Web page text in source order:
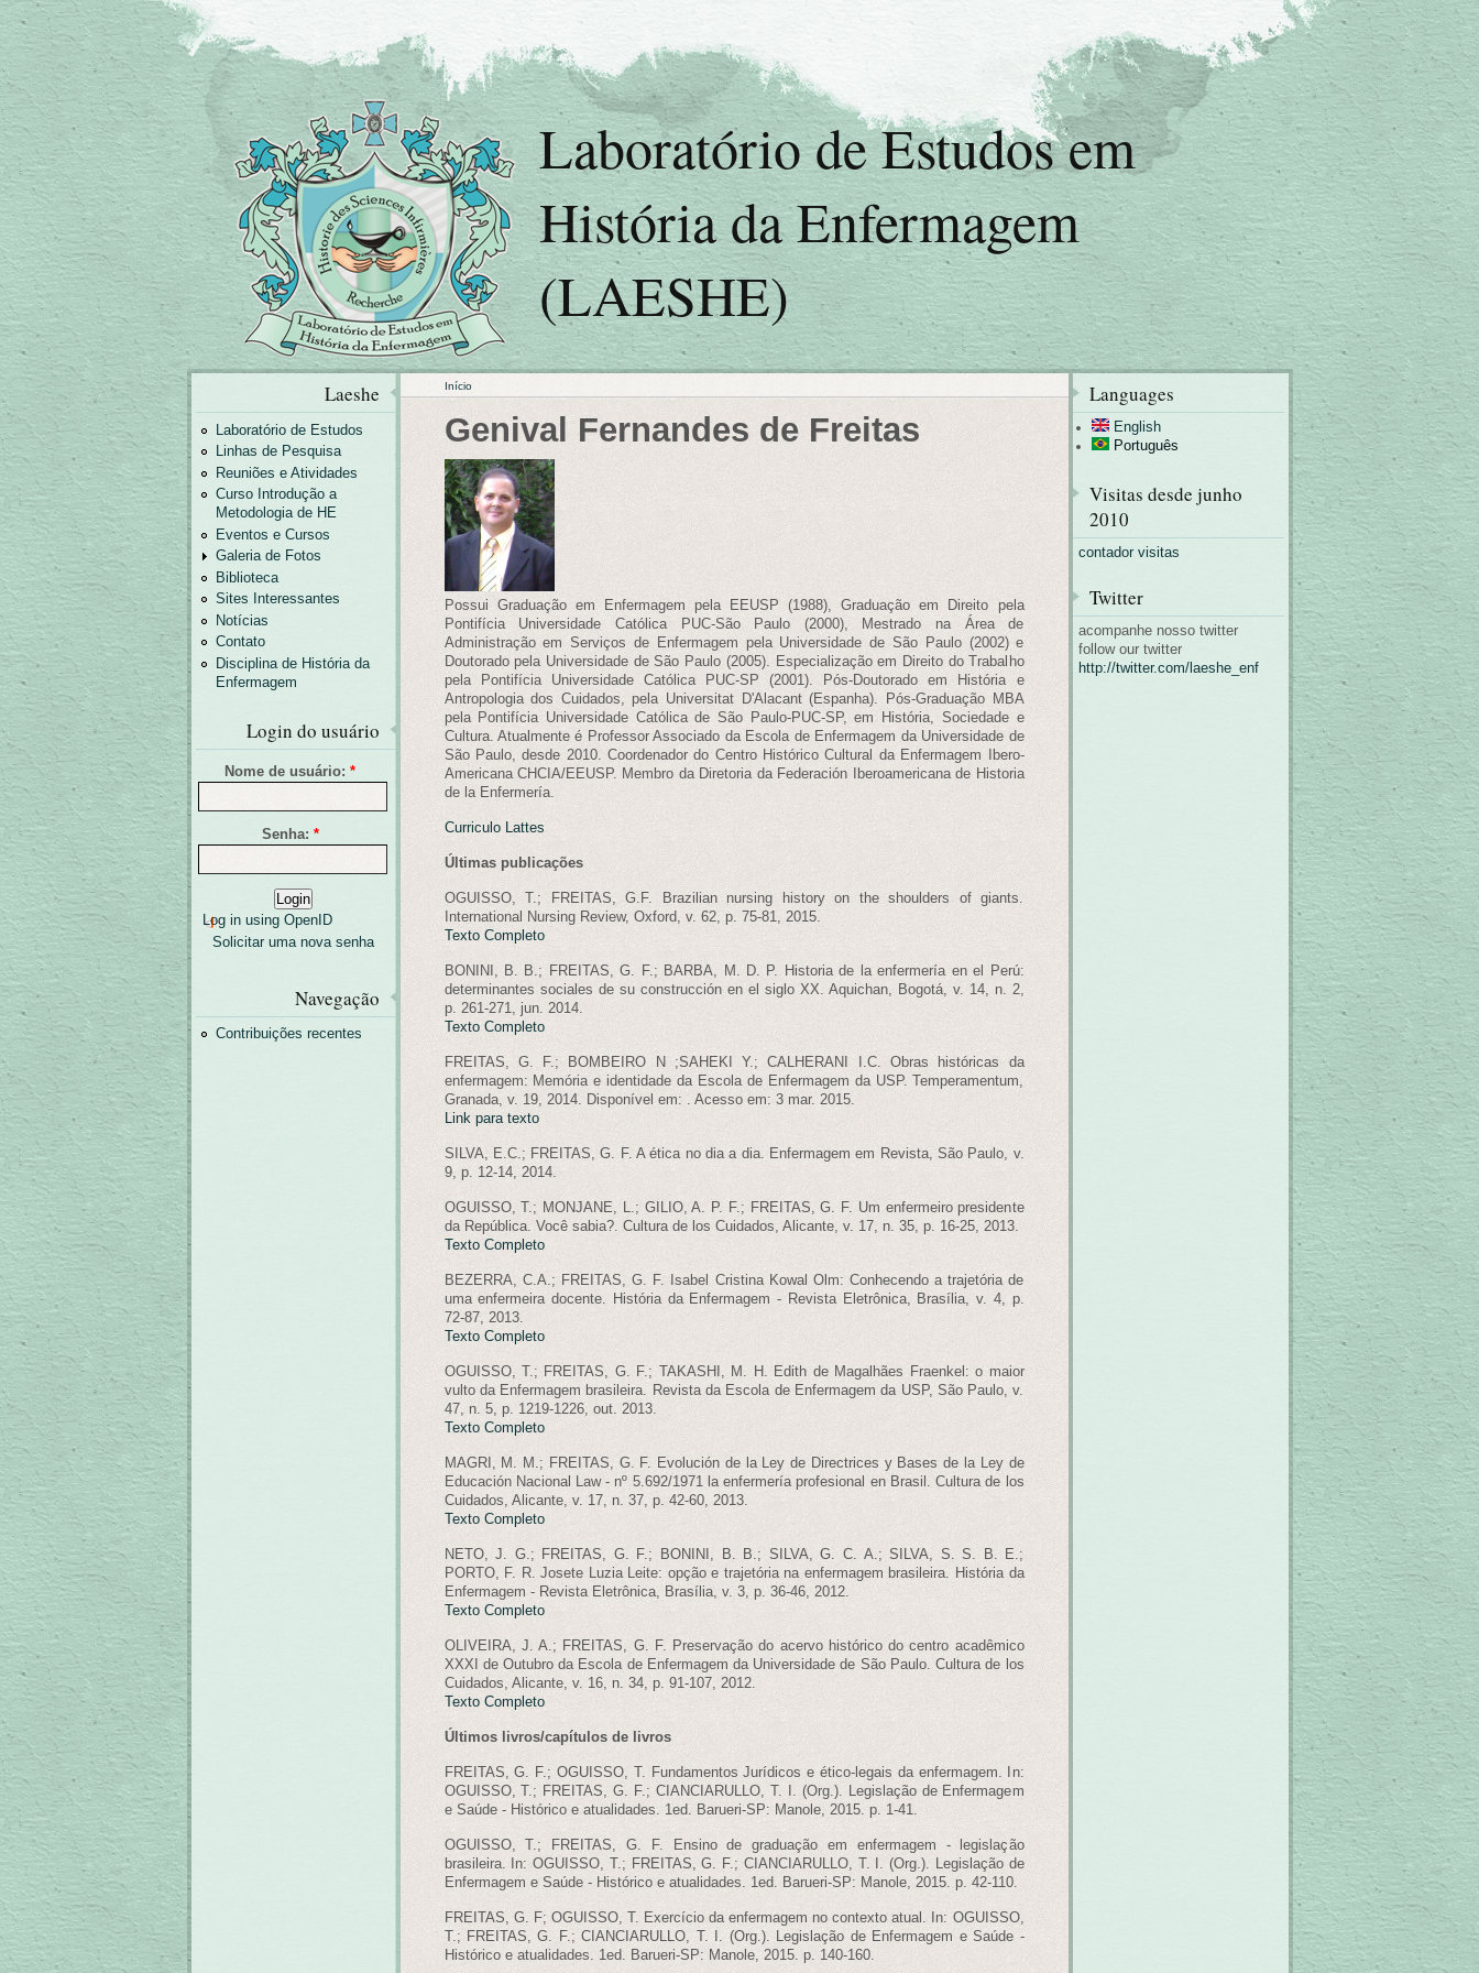
Laboratório de Estudos em
História da Enfermagem
(LAESHE)
Início
Genival Fernandes de Freitas
Possui Graduação em Enfermagem pela EEUSP (1988), Graduação em Direito pela
Pontifícia Universidade Católica PUC-São Paulo (2000), Mestrado na Área de
Administração em Serviços de Enfermagem pela Universidade de São Paulo (2002) e
Doutorado pela Universidade de São Paulo (2005). Especialização em Direito do Trabalho
pela Pontifícia Universidade Católica PUC-SP (2001). Pós-Doutorado em História e
Antropologia dos Cuidados, pela Universitat D'Alacant (Espanha). Pós-Graduação MBA
pela Pontifícia Universidade Católica de São Paulo-PUC-SP, em História, Sociedade e
Cultura. Atualmente é Professor Associado da Escola de Enfermagem da Universidade de
São Paulo, desde 2010. Coordenador do Centro Histórico Cultural da Enfermagem Ibero-
Americana CHCIA/EEUSP. Membro da Diretoria da Federación Iberoamericana de Historia
de la Enfermería.
Curriculo Lattes
Últimas publicações
OGUISSO, T.; FREITAS, G.F. Brazilian nursing history on the shoulders of giants.
International Nursing Review, Oxford, v. 62, p. 75-81, 2015.
Texto Completo
BONINI, B. B.; FREITAS, G. F.; BARBA, M. D. P. Historia de la enfermería en el Perú:
determinantes sociales de su construcción en el siglo XX. Aquichan, Bogotá, v. 14, n. 2,
p. 261-271, jun. 2014.
Texto Completo
FREITAS, G. F.; BOMBEIRO N ;SAHEKI Y.; CALHERANI I.C. Obras históricas da
enfermagem: Memória e identidade da Escola de Enfermagem da USP. Temperamentum,
Granada, v. 19, 2014. Disponível em: . Acesso em: 3 mar. 2015.
Link para texto
SILVA, E.C.; FREITAS, G. F. A ética no dia a dia. Enfermagem em Revista, São Paulo, v.
9, p. 12-14, 2014.
OGUISSO, T.; MONJANE, L.; GILIO, A. P. F.; FREITAS, G. F. Um enfermeiro presidente
da República. Você sabia?. Cultura de los Cuidados, Alicante, v. 17, n. 35, p. 16-25, 2013.
Texto Completo
BEZERRA, C.A.; FREITAS, G. F. Isabel Cristina Kowal Olm: Conhecendo a trajetória de
uma enfermeira docente. História da Enfermagem - Revista Eletrônica, Brasília, v. 4, p.
72-87, 2013.
Texto Completo
OGUISSO, T.; FREITAS, G. F.; TAKASHI, M. H. Edith de Magalhães Fraenkel: o maior
vulto da Enfermagem brasileira. Revista da Escola de Enfermagem da USP, São Paulo, v.
47, n. 5, p. 1219-1226, out. 2013.
Texto Completo
MAGRI, M. M.; FREITAS, G. F. Evolución de la Ley de Directrices y Bases de la Ley de
Educación Nacional Law - nº 5.692/1971 la enfermería profesional en Brasil. Cultura de los
Cuidados, Alicante, v. 17, n. 37, p. 42-60, 2013.
Texto Completo
NETO, J. G.; FREITAS, G. F.; BONINI, B. B.; SILVA, G. C. A.; SILVA, S. S. B. E.;
PORTO, F. R. Josete Luzia Leite: opção e trajetória na enfermagem brasileira. História da
Enfermagem - Revista Eletrônica, Brasília, v. 3, p. 36-46, 2012.
Texto Completo
OLIVEIRA, J. A.; FREITAS, G. F. Preservação do acervo histórico do centro acadêmico
XXXI de Outubro da Escola de Enfermagem da Universidade de São Paulo. Cultura de los
Cuidados, Alicante, v. 16, n. 34, p. 91-107, 2012.
Texto Completo
Últimos livros/capítulos de livros
FREITAS, G. F.; OGUISSO, T. Fundamentos Jurídicos e ético-legais da enfermagem. In:
OGUISSO, T.; FREITAS, G. F.; CIANCIARULLO, T. I. (Org.). Legislação de Enfermagem
e Saúde - Histórico e atualidades. 1ed. Barueri-SP: Manole, 2015. p. 1-41.
OGUISSO, T.; FREITAS, G. F. Ensino de graduação em enfermagem - legislação
brasileira. In: OGUISSO, T.; FREITAS, G. F.; CIANCIARULLO, T. I. (Org.). Legislação de
Enfermagem e Saúde - Histórico e atualidades. 1ed. Barueri-SP: Manole, 2015. p. 42-110.
FREITAS, G. F; OGUISSO, T. Exercício da enfermagem no contexto atual. In: OGUISSO,
T.; FREITAS, G. F.; CIANCIARULLO, T. I. (Org.). Legislação de Enfermagem e Saúde -
Histórico e atualidades. 1ed. Barueri-SP: Manole, 2015. p. 140-160.
Laeshe
Laboratório de Estudos
Linhas de Pesquisa
Reuniões e Atividades
Curso Introdução a
Metodologia de HE
Eventos e Cursos
Galeria de Fotos
Biblioteca
Sites Interessantes
Notícias
Contato
Disciplina de História da
Enfermagem
Login do usuário
Nome de usuário: *
Senha: *
Log in using OpenID
Solicitar uma nova senha
Navegação
Contribuições recentes
Languages
English
Português
Visitas desde junho
2010
contador visitas
Twitter
acompanhe nosso twitter
follow our twitter
http://twitter.com/laeshe_enf